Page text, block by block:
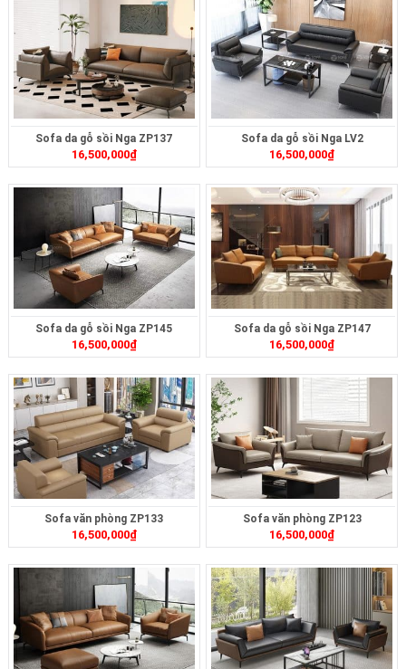
Sofa da gỗ sồi Nga ZP137
16,500,000₫
Sofa da gỗ sồi Nga LV2
16,500,000₫
Sofa da gỗ sồi Nga ZP145
16,500,000₫
Sofa da gỗ sồi Nga ZP147
16,500,000₫
Sofa văn phòng ZP133
16,500,000₫
Sofa văn phòng ZP123
16,500,000₫